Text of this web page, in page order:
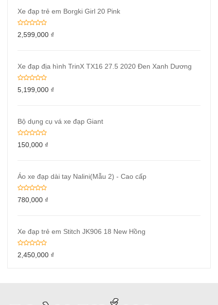
Xe đạp trẻ em Borgki Girl 20 Pink
2,599,000 ₫
Xe đạp địa hình TrinX TX16 27.5 2020 Đen Xanh Dương
5,199,000 ₫
Bộ dụng cụ vá xe đạp Giant
150,000 ₫
Áo xe đạp dài tay Nalini(Mẫu 2) - Cao cấp
780,000 ₫
Xe đạp trẻ em Stitch JK906 18 New Hồng
2,450,000 ₫